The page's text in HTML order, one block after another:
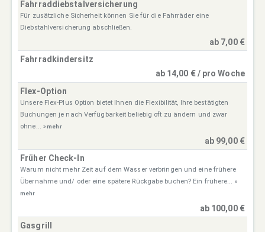
Fahrraddiebstalversicherung
Für zusätzliche Sicherheit können Sie für die Fahrräder eine
Diebstahlversicherung abschließen.
ab 7,00 €
Fahrradkindersitz
ab 14,00 € / pro Woche
Flex-Option
Unsere Flex-Plus Option bietet Ihnen die Flexibilität, Ihre bestätigten
Buchungen je nach Verfügbarkeit beliebig oft zu ändern und zwar
ohne... » mehr
ab 99,00 €
Früher Check-In
Warum nicht mehr Zeit auf dem Wasser verbringen und eine frühere
Übernahme und/ oder eine spätere Rückgabe buchen? Ein frühere... »
mehr
ab 100,00 €
Gasgrill